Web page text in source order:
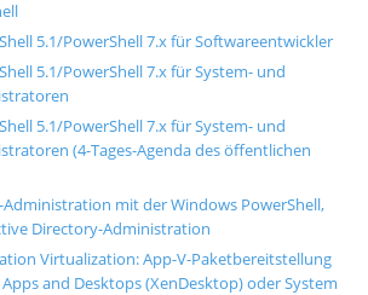
5.1/PowerShell 7.x für Softwareentwickler
5.1/PowerShell 7.x für System- und
5.1/PowerShell 7.x für System- und
(4-Tages-Agenda des öffentlichen
mit der Windows PowerShell,
Directory-Administration
Virtualization: App-V-Paketbereitstellung
and Desktops (XenDesktop) oder System